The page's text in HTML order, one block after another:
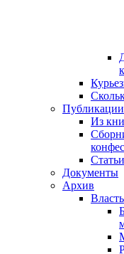
Публикации
Из
Документы
Архив
Власть